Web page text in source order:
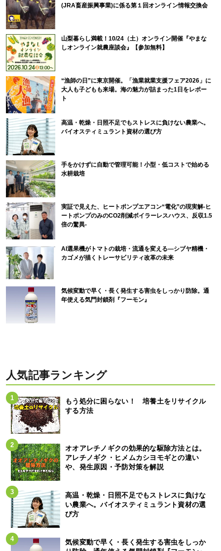
(JRA畜産振興事業)に係る第１回オンライン情報交換会
山梨暮らし満載！10/24（土）オンライン開催『やまな
しオンライン就農座談会』【参加無料】
“漁師の日”に東京開催。「漁業就業支援フェア2026」に
大人も子どもも来場。海の魅力が詰まった1日をレポー
ト
高温・乾燥・日照不足でもストレスに負けない農業へ。
バイオスティミュラント資材の選び方
手をかけずに自動で管理可能！小型・低コストで始める
水耕栽培
実証で見えた、ヒートポンプエアコン“電化”の現実解-ヒ
ートポンプのみのCO2削減ボイラーレスハウス、反収1.5
倍の驚異-
AI選果機がトマトの栽培・流通を変える―シブヤ精機・
カゴメが描くトレーサビリティ改革の未来
気候変動で早く・長く発生する害虫をしっかり防除。通
年使える気門封鎖剤『フーモン』
人気記事ランキング
もう処分に困らない！ 培養土をリサイクル
する方法
オオアレチノギクの効果的な駆除方法とは。
アレチノギク・ヒメムカシヨモギとの違い
や、発生原因・予防対策を解説
高温・乾燥・日照不足でもストレスに負けな
い農業へ。バイオスティミュラント資材の選
び方
気候変動で早く・長く発生する害虫をしっか